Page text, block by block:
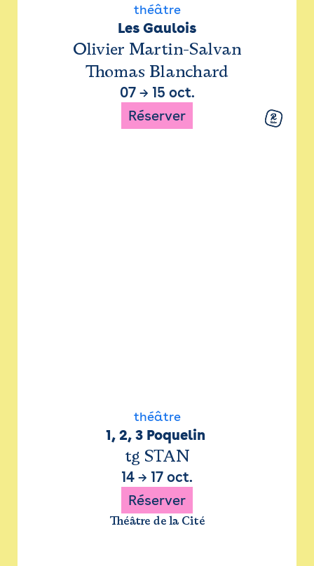
théâtre
Les Gaulois
Olivier Martin-Salvan
Thomas Blanchard
07→ 15 oct.
Réserver
théâtre
1, 2, 3 Poquelin
tg STAN
14 → 17 oct.
Réserver
Théâtre de la Cité